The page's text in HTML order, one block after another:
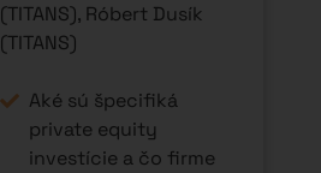
(TITANS), Róbert Dusík
(TITANS)
Aké sú špecifiká
private equity
investície a čo firme